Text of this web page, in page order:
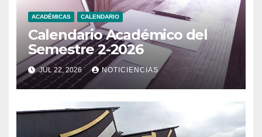
ACADÉMICAS CALENDARIO
Calendario Académico del
Semestre 2-2026
JUL 22, 2026 NOTICIENCIAS